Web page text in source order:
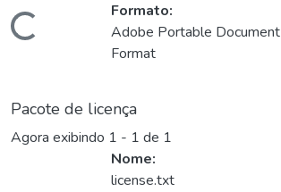
Carregando...
Formato:
Adobe Portable Document
Format
Pacote de licença
Agora exibindo 1 - 1 de 1
Nome:
license.txt